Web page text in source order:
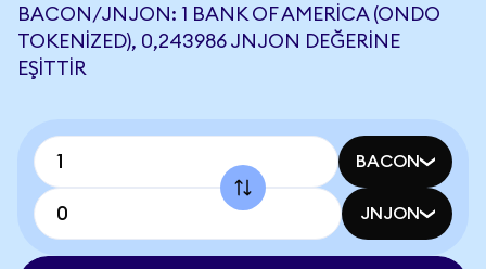
BACON/JNJON: 1 BANK OF AMERICA (ONDO
TOKENIZED), 0,243986 JNJON DEĞERINE
EŞITTIR
BACON
JNJON